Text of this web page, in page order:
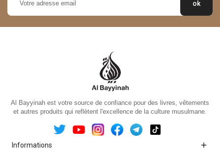
Al Bayyinah est votre source de confiance pour des livres, vêtements
et autres produits qui reflètent l'excellence de la culture musulmane.
Informations 